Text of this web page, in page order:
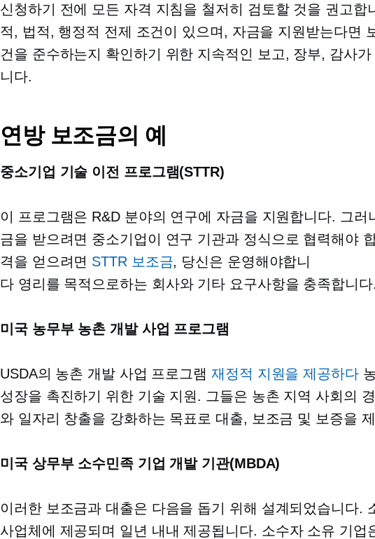
신청하기 전에 모든 자격 지침을 철저히 검토할 것을 권고합
적, 법적, 행정적 전제 조건이 있으며, 자금을 지원받는다면
건을 준수하는지 확인하기 위한 지속적인 보고, 장부, 감사가
니다.
연방 보조금의 예
중소기업 기술 이전 프로그램(STTR)
이 프로그램은 R&D 분야의 연구에 자금을 지원합니다. 그러
금을 받으려면 중소기업이 연구 기관과 정식으로 협력해야
격을 얻으려면 STTR 보조금, 당신은 운영해야합니
다 영리를 목적으로하는 회사와 기타 요구사항을 충족합니다.
미국 농무부 농촌 개발 사업 프로그램
USDA의 농촌 개발 사업 프로그램 재정적 지원을 제공하다
성장을 촉진하기 위한 기술 지원. 그들은 농촌 지역 사회의
와 일자리 창출을 강화하는 목표로 대출, 보조금 및 보증을
미국 상무부 소수민족 기업 개발 기관(MBDA)
이러한 보조금과 대출은 다음을 돕기 위해 설계되었습니다.
사업체에 제공되며 일년 내내 제공됩니다. 소수자 소유 기업